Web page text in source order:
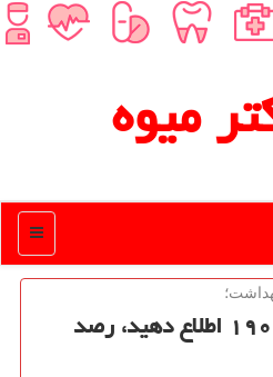
میوه
منو
كمبودهای دارویی را با ۱۹۰ اطلاع دهید، رصد